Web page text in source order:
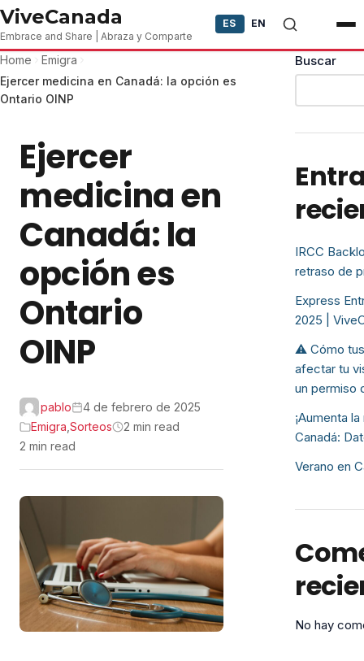
Skip to content
ViveCanada
Embrace and Share | Abraza y Comparte
ES EN
Home
Emigra
Ejercer medicina en Canadá: la opción es
Ontario OINP
Ejercer
medicina en
Canadá: la
opción es
Ontario
OINP
pablo
4 de febrero de 2025
Emigra Sorteos
2 min read
2 min read
Buscar
IRCC
retraso de
Express
2025 |
⚠️ Cómo
afectar tu
un permiso
¡Aumenta
Canadá:
Verano en
No hay